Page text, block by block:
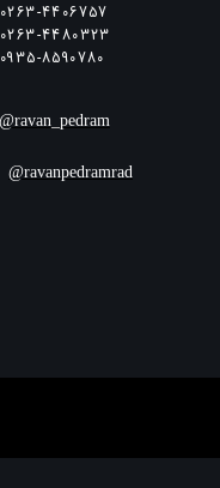
0263-4406757
0263-4480323
ravan_pedram@
ravanpedramrad@